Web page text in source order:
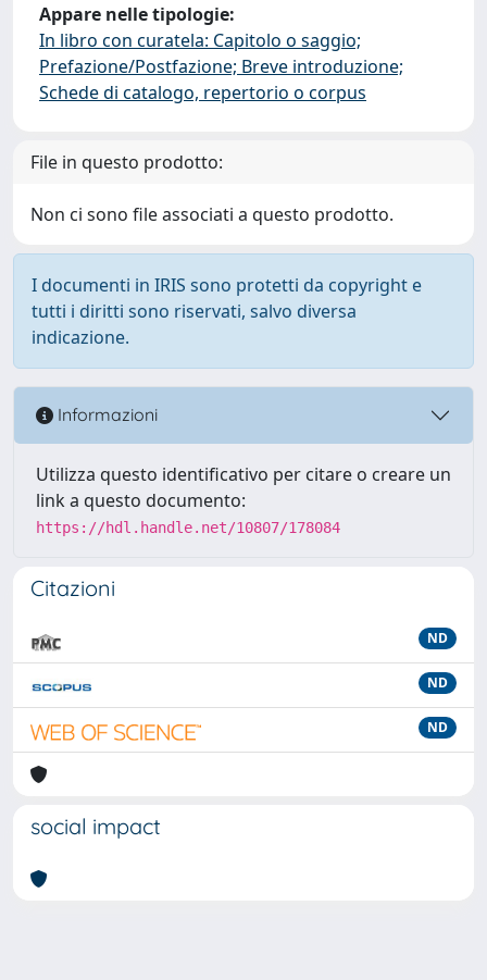
Appare nelle tipologie:
In libro con curatela: Capitolo o saggio;
Prefazione/Postfazione; Breve introduzione;
Schede di catalogo, repertorio o corpus
File in questo prodotto:
Non ci sono file associati a questo prodotto.
I documenti in IRIS sono protetti da copyright e
tutti i diritti sono riservati, salvo diversa
indicazione.
Informazioni
Utilizza questo identificativo per citare o creare un
link a questo documento:
https://hdl.handle.net/10807/178084
Citazioni
ND
ND
ND
social impact